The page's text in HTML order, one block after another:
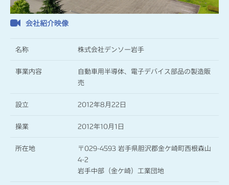
デンソー岩手の目指す人材像 デンソー岩手の人材育成
デンソー岩手の社会貢献 デンソー岩手の福利厚生
採用情報
採用にあたって
デンソー岩手の仕事 社員の声
会社紹介映像
名称 株式会社デンソー岩手
事業内容
自動車用半導体、電子デバイス部品の製造販
売
設立 2012年8月22日
操業 2012年10月1日
所在地
〒029-4593 岩手県胆沢郡金ケ崎町西根森山
4-2
岩手中部（金ケ崎）工業団地